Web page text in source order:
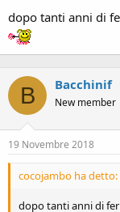
3. Non prevedo di
tecnica. Preferisco
del nolo.
La mia intenzione è
per sci e scarponi...
nolo che farei solo
dopo tanti anni di
B Bacchinif
New member
19 Novembre 2018
cocojambo ha detto:
dopo tanti anni di